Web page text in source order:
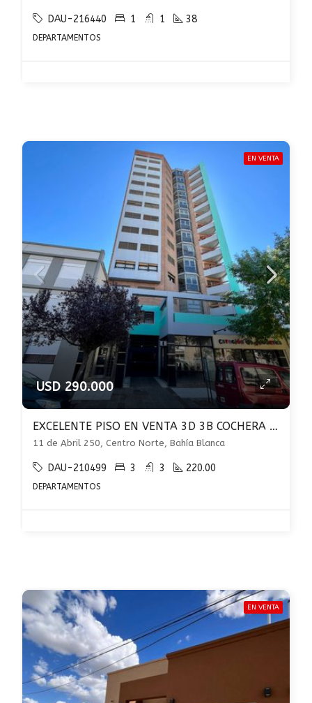
DAU-216440 1 1 38
DEPARTAMENTOS
EN VENTA
USD 290.000
EXCELENTE PISO EN VENTA 3D 3B COCHERA QUINCHO 11 DE ABRIL AL 200 U$S 290.000
11 de Abril 250, Centro Norte, Bahía Blanca
DAU-210499 3 3 220.00
DEPARTAMENTOS
EN VENTA